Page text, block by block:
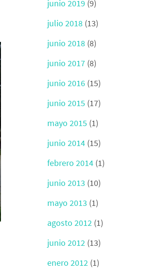
junio 2019 (9)
julio 2018 (13)
junio 2018 (8)
junio 2017 (8)
junio 2016 (15)
junio 2015 (17)
mayo 2015 (1)
junio 2014 (15)
febrero 2014 (1)
junio 2013 (10)
mayo 2013 (1)
agosto 2012 (1)
junio 2012 (13)
enero 2012 (1)